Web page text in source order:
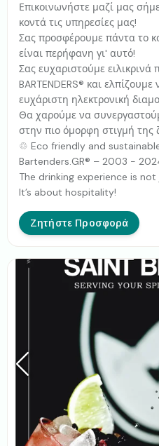
Επικοινωνήστε μαζί μας
κοντά τις υπηρεσίες μας!
Σας προσφέρουμε πάντα το
είναι περήφανη γι' αυτό!
Σας ευχαριστούμε ειλικρινά
BARTENDERS® και
ευχάριστη ηλεκτρονική
Θα χαρούμε να
στην πιο όμορφη στιγμή της
♲ Eco friendly and
Bartenders.GR® – 2003 -
The drinking experience is
It’s about hospitality!
Ζητήστε Προσφορά